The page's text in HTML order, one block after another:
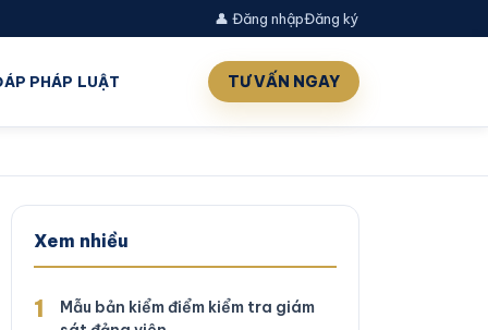
👤 Đăng nhậpĐăng ký
PHÁP LUẬT TƯ VẤN NGAY
Xem nhiều
1
Mẫu bản kiểm điểm kiểm tra giám